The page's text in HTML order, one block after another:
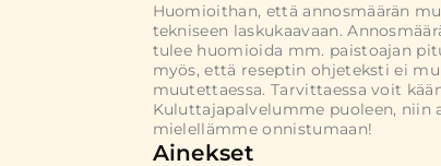
Huomioithan, että annosmäärän
tekniseen laskukaavaan.
tulee huomioida mm. paistoajan
myös, että reseptin ohjeteksti ei
muutettaessa. Tarvittaessa voit
Kuluttajapalvelumme puoleen, niin
mielellämme onnistumaan!
Ainekset